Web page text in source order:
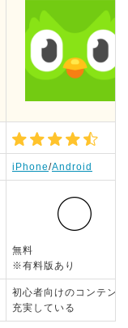
iPhone/Android
無料
※有料版あり
初心者向けのコンテン
充実している